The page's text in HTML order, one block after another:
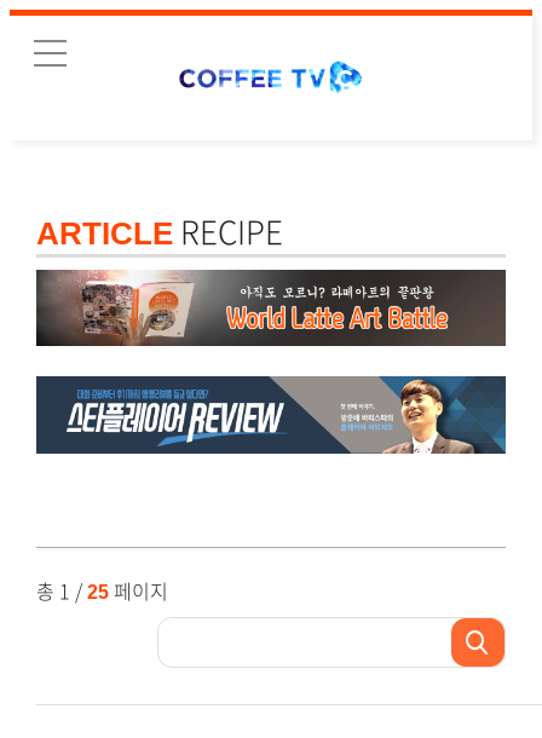
ARTICLERECIPE
총 1 / 25페이지